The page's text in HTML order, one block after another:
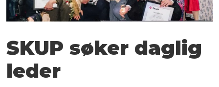
SKUP søker daglig
leder­